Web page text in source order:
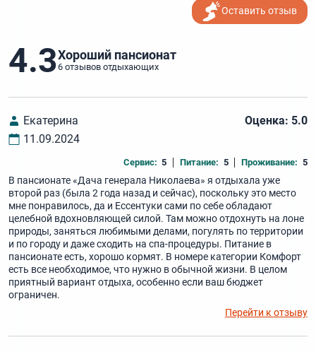
Оставить отзыв
4.3Хороший пансионат
6 отзывов отдыхающих
Екатерина
11.09.2024
Оценка: 5.0
Сервис: 5 Питание: 5 Проживание: 5
В пансионате «Дача генерала Николаева» я отдыхала уже
второй раз (была 2 года назад и сейчас), поскольку это место
мне понравилось, да и Ессентуки сами по себе обладают
целебной вдохновляющей силой. Там можно отдохнуть на лоне
природы, заняться любимыми делами, погулять по территории
и по городу и даже сходить на спа-процедуры. Питание в
пансионате есть, хорошо кормят. В номере категории Комфорт
есть все необходимое, что нужно в обычной жизни. В целом
приятный вариант отдыха, особенно если ваш бюджет
ограничен.
Перейти к отзыву